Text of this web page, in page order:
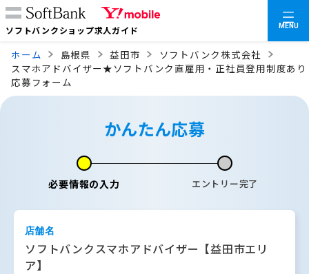
ソフトバンクショップ求人ガイド MENU
ホーム 島根県 益田市
ソフトバンク株式会社
スマホアドバイザー★ソフトバンク直雇用・正社員登用制度あり
応募フォーム
かんたん応募
必要情報の入力 エントリー完了
店舗名
ソフトバンクスマホアドバイザー【益田市エリ
ア】